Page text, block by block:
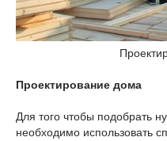
Проектирование дома
Для того чтобы подобрать
необходимо использовать